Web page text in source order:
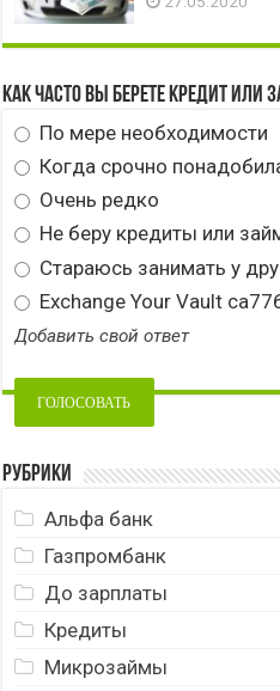
Как часто вы берете кредит или
По мере необходимости
Когда срочно
Очень редко
Не беру кредиты или
Стараюсь занимать у
Exchange Your Vault
Добавить свой ответ
Рубрики
Альфа банк
Газпромбанк
До зарплаты
Кредиты
Микрозаймы